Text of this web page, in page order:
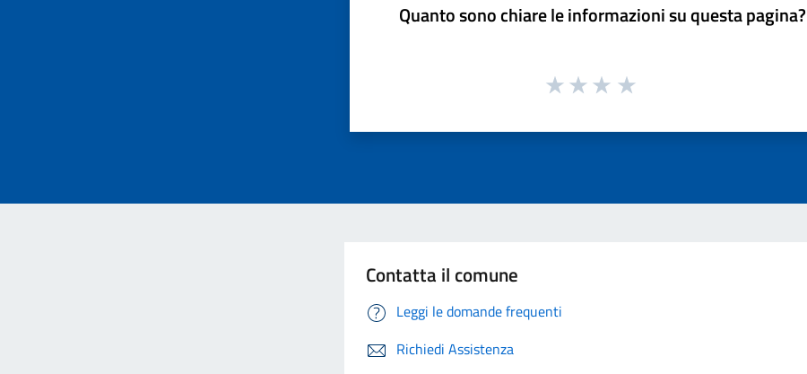
Quanto sono chiare le informazioni su questa pagina?
Contatta il comune
Leggi le domande frequenti
Richiedi Assistenza